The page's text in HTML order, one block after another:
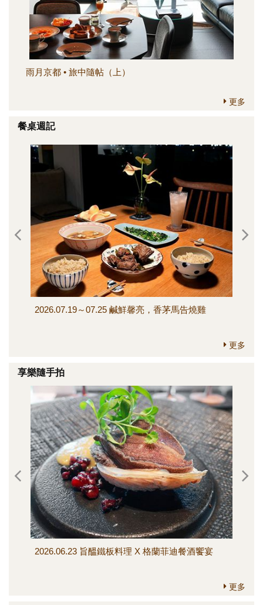
訂閱電子報
雨月京都 • 旅中隨帖（上）
更多
餐桌週記
2026.07.19～07.25 鹹鮮馨亮，香茅馬告燒雞
更多
享樂隨手拍
2026.06.23 旨醞鐵板料理 X 格蘭菲迪餐酒饗宴
更多